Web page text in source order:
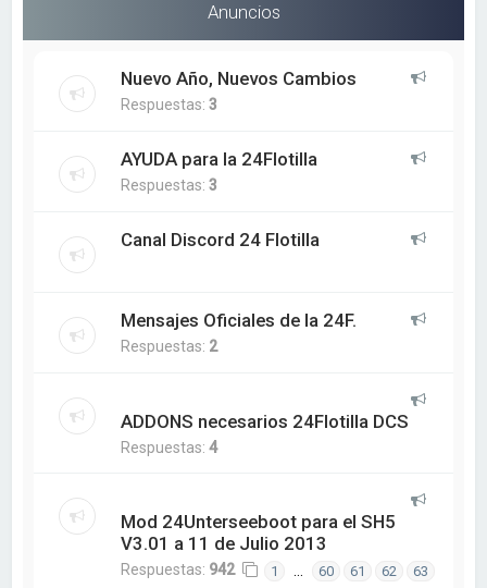
Anuncios
Nuevo Año, Nuevos Cambios
Respuestas:3
AYUDA para la 24Flotilla
Respuestas:3
Canal Discord 24 Flotilla
Mensajes Oficiales de la 24F.
Respuestas: 2
ADDONS necesarios 24Flotilla DCS
Respuestas:4
Mod 24Unterseeboot para el SH5
V3.01 a 11 de Julio 2013
Respuestas: 942 1 … 60 61 62 63